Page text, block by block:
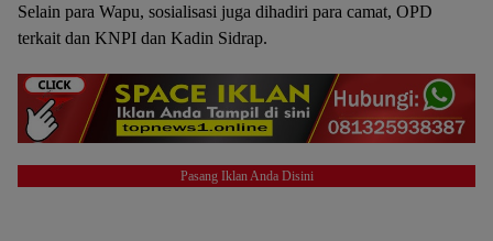
Selain para Wapu, sosialisasi juga dihadiri para camat, OPD
terkait dan KNPI dan Kadin Sidrap.
Pasang Iklan Anda Disini